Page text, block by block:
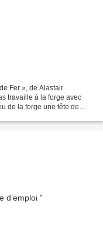
Fer », de Alastair
travaille à la forge avec
de la forge une tête de